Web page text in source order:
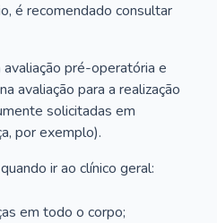
é recomendado consultar
pré-operatória e
avaliação para a realização
solicitadas em
por exemplo).
ir ao clínico geral:
em todo o corpo;